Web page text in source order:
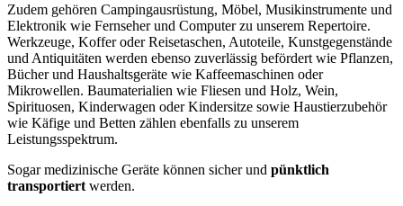
Zudem gehören Campingausrüstung, Möbel, Musikinstrumente und
Elektronik wie Fernseher und Computer zu unserem Repertoire.
Werkzeuge, Koffer oder Reisetaschen, Autoteile, Kunstgegenstände
und Antiquitäten werden ebenso zuverlässig befördert wie Pflanzen,
Bücher und Haushaltsgeräte wie Kaffeemaschinen oder
Mikrowellen. Baumaterialien wie Fliesen und Holz, Wein,
Spirituosen, Kinderwagen oder Kindersitze sowie Haustierzubehör
wie Käfige und Betten zählen ebenfalls zu unserem
Leistungsspektrum.
Sogar medizinische Geräte können sicher und pünktlich
transportiert werden.